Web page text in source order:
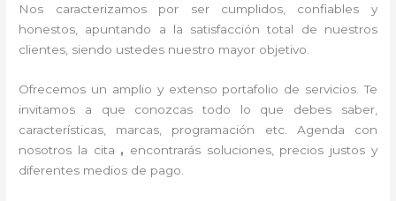
Nos caracterizamos por ser cumplidos, confiables y
honestos, apuntando a la satisfacción total de nuestros
clientes, siendo ustedes nuestro mayor objetivo.
Ofrecemos un amplio y extenso portafolio de servicios. Te
invitamos a que conozcas todo lo que debes saber,
características, marcas, programación etc. Agenda con
nosotros la cita , encontrarás soluciones, precios justos y
diferentes medios de pago.